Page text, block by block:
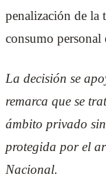
penalización de la
consumo personal
La decisión se
remarca que se
ámbito privado
protegida por el
Nacional.